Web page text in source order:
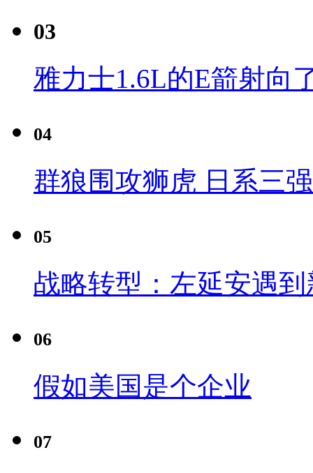
03
雅力士1.6L的E箭射向
04
群狼围攻狮虎 日系三
05
战略转型：左延安遇
06
假如美国是个企业
07